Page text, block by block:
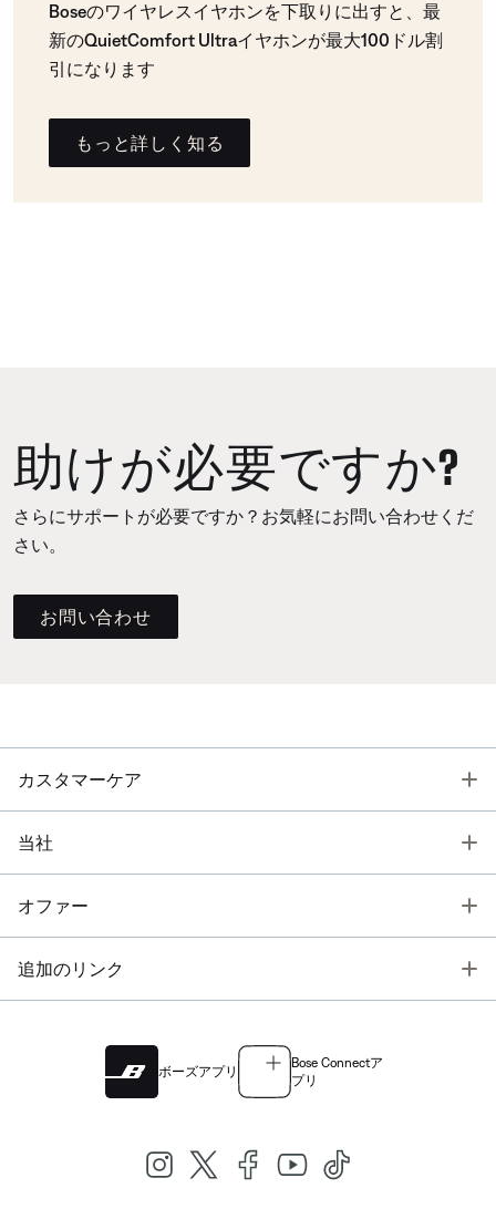
Boseのワイヤレスイヤホンを下取りに出すと、最
新のQuietComfort Ultraイヤホンが最大100ドル割
引になります
もっと詳しく知る
助けが必要ですか?
さらにサポートが必要ですか？お気軽にお問い合わせくだ
さい。
お問い合わせ
カスタマーケア
当社
オファー
追加のリンク
ボーズアプリ
Bose Connectア
プリ